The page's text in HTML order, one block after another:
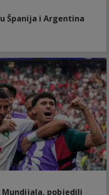
Španija i Argentina
pobjedili